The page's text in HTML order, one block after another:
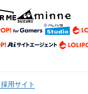
採用サイト